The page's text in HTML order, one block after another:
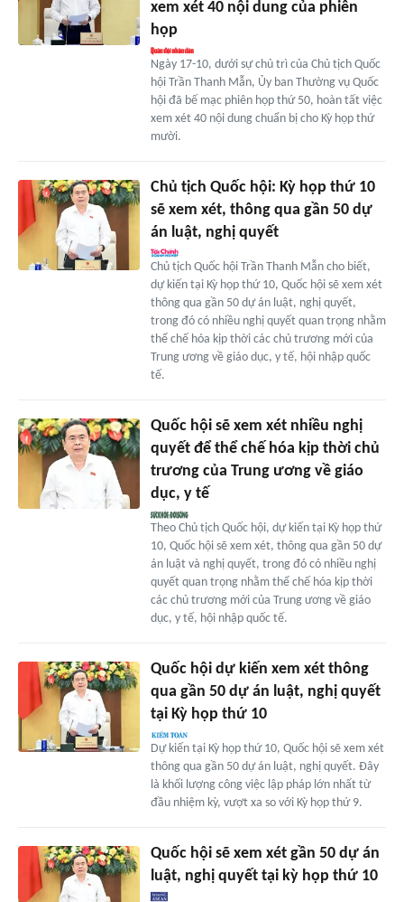
xem xét 40 nội dung của phiên
họp
Ngày 17-10, dưới sự chủ trì của Chủ tịch Quốc
hội Trần Thanh Mẫn, Ủy ban Thường vụ Quốc
hội đã bế mạc phiên họp thứ 50, hoàn tất việc
xem xét 40 nội dung chuẩn bị cho Kỳ họp thứ
mười.
Chủ tịch Quốc hội: Kỳ họp thứ 10
sẽ xem xét, thông qua gần 50 dự
án luật, nghị quyết
Chủ tịch Quốc hội Trần Thanh Mẫn cho biết,
dự kiến tại Kỳ họp thứ 10, Quốc hội sẽ xem xét
thông qua gần 50 dự án luật, nghị quyết,
trong đó có nhiều nghị quyết quan trọng nhằm
thể chế hóa kịp thời các chủ trương mới của
Trung ương về giáo dục, y tế, hội nhập quốc
tế.
Quốc hội sẽ xem xét nhiều nghị
quyết để thể chế hóa kịp thời chủ
trương của Trung ương về giáo
dục, y tế
Theo Chủ tịch Quốc hội, dự kiến tại Kỳ họp thứ
10, Quốc hội sẽ xem xét, thông qua gần 50 dự
án luật và nghị quyết, trong đó có nhiều nghị
quyết quan trọng nhằm thể chế hóa kịp thời
các chủ trương mới của Trung ương về giáo
dục, y tế, hội nhập quốc tế.
Quốc hội dự kiến xem xét thông
qua gần 50 dự án luật, nghị quyết
tại Kỳ họp thứ 10
Dự kiến tại Kỳ họp thứ 10, Quốc hội sẽ xem xét
thông qua gần 50 dự án luật, nghị quyết. Đây
là khối lượng công việc lập pháp lớn nhất từ
đầu nhiệm kỳ, vượt xa so với Kỳ họp thứ 9.
Quốc hội sẽ xem xét gần 50 dự án
luật, nghị quyết tại kỳ họp thứ 10